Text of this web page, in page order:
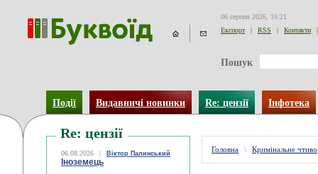
06 серпня 2026, 16:21
Експорт
| RSS | Контакти |
Пошук
Події Видавничі новинки Re: цензії Інфотека
Re: цензії
06.08.2026 | Віктор Палинський
Іноземець
Головна \ Кримінальне чтиво